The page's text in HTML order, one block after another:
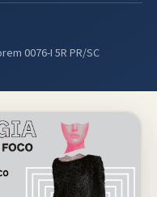
0076-I 5R PR/SC